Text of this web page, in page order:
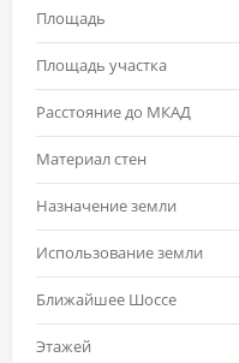
Площадь
Площадь участка
Расстояние до МКАД
Материал стен
Назначение земли
Использование земли
Ближайшее Шоссе
Этажей